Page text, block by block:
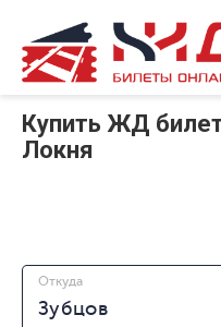
Купить ЖД
Локня
Откуда